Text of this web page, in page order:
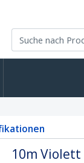
10m Violett